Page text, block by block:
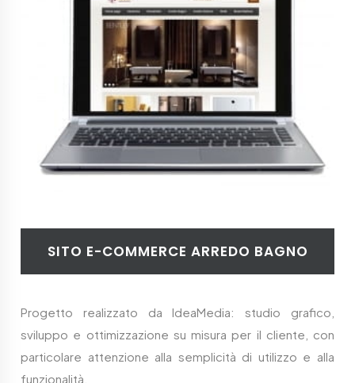
SITO E-COMMERCE ARREDO BAGNO
Progetto realizzato da IdeaMedia: studio grafico,
sviluppo e ottimizzazione su misura per il cliente, con
particolare attenzione alla semplicità di utilizzo e alla
funzionalità.